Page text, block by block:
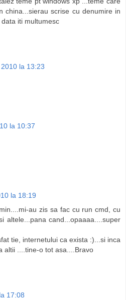
china...sierau scrise cu denumire in
iti multumesc
la 13:23
la 10:37
la 18:19
au zis sa fac cu run cmd, cu
altele...pana cand...opaaaa....super
tie, internetului ca exista :)...si inca
altii ....tine-o tot asa....Bravo
17:08